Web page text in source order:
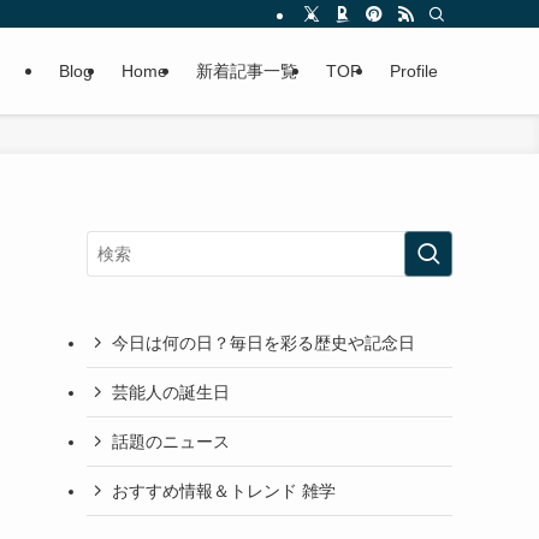
Blog Home 新着記事一覧 TOP Profile
今日は何の日？毎日を彩る歴史や記念日
芸能人の誕生日
話題のニュース
おすすめ情報＆トレンド 雑学